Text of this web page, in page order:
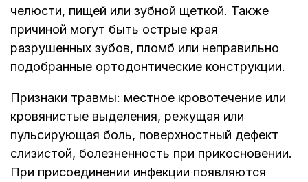
челюсти, пищей или зубной щеткой. Также
причиной могут быть острые края
разрушенных зубов, пломб или неправильно
подобранные ортодонтические конструкции.
Признаки травмы: местное кровотечение или
кровянистые выделения, режущая или
пульсирующая боль, поверхностный дефект
слизистой, болезненность при прикосновении.
При присоединении инфекции появляются